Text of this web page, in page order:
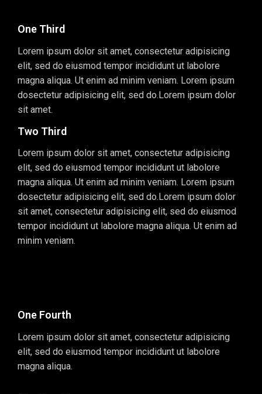
One Third
Lorem ipsum dolor sit amet, consectetur adipisicing
elit, sed do eiusmod tempor incididunt ut labolore
magna aliqua. Ut enim ad minim veniam. Lorem ipsum
dosectetur adipisicing elit, sed do.Lorem ipsum dolor
sit amet.
Two Third
Lorem ipsum dolor sit amet, consectetur adipisicing
elit, sed do eiusmod tempor incididunt ut labolore
magna aliqua. Ut enim ad minim veniam. Lorem ipsum
dosectetur adipisicing elit, sed do.Lorem ipsum dolor
sit amet, consectetur adipisicing elit, sed do eiusmod
tempor incididunt ut labolore magna aliqua. Ut enim ad
minim veniam.
One Fourth
Lorem ipsum dolor sit amet, consectetur adipisicing
elit, sed do eiusmod tempor incididunt ut labolore
magna aliqua.